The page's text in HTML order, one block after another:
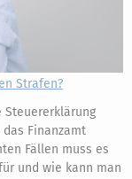
Strafen?
Steuererklärung
Finanzamt
Fällen muss es
und wie kann man